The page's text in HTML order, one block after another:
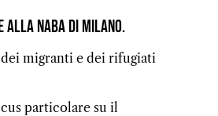
NABA di Milano.
migranti e dei rifugiati
particolare su il